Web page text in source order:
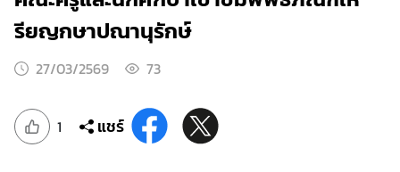
รียญกษาปณานุรักษ์
27/03/2569 73
1 แชร์